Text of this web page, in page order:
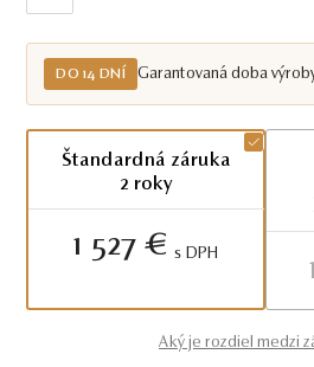
DO 14 DNÍ Garantovaná doba
Štandardná záruka
2 roky
1 527 € S DPH
Aký je rozdiel medzi